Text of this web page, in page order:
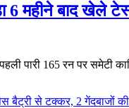
6 महीने बाद खेले
पारी 165 रन पर